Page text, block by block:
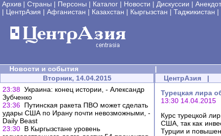
Архив | Страны | Персоны | Каталог | Новости | Дискуссии |
| ЦентрАзия | Афганистан | Казахстан | Кыргызстан | Таджикистан |
Новости и события
|
Вторник, 14.04.2015
23:38 Украина: конец истории, - Александр
Зубченко
23:36 Путинская ракета ПВО может сделать
удары США по Ирану почти невозможными, -
Daily Beast
23:30 В Кыргызстане уровень
ЦентрАзия |
Турецкая лира
13:30 14.04.2015
Курс турецкой
США, так как
Турции и